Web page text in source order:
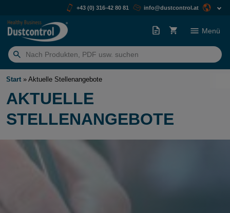
+43 (0) 316-42 80 81 info@dustcontrol.at
Suchen
nach:
Menü
Start » Aktuelle Stellenangebote
AKTUELLE
STELLENANGEBOTE